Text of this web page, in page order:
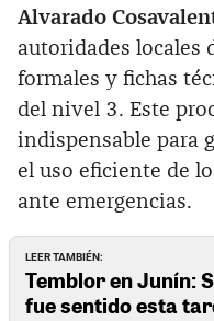
Alvarado
autoridades locales
formales y fichas
del nivel 3. Este
indispensable para
el uso eficiente de
ante emergencias.
LEER TAMBIÉN:
Temblor en Junín:
fue sentido esta